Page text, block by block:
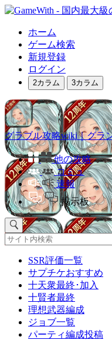
ホーム
ゲーム検索
新規登録
ログイン
2カラム 3カラム
グラブル攻略wiki｜グラ
他の攻略
コミュ
速報
掲示板
SSR評価一覧
サプチケおすすめ
十天衆最終･加入
十賢者最終
理想武器編成
ジョブ一覧
パーティ編成投稿